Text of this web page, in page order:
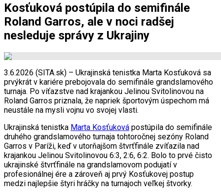
Kosťuková postúpila do semifinále
Roland Garros, ale v noci radšej
nesleduje správy z Ukrajiny
3.6.2026 (SITA.sk) – Ukrajinská tenistka Marta Kosťuková sa
prvýkrát v kariére prebojovala do semifinále grandslamového
turnaja. Po víťazstve nad krajankou Jelinou Svitolinovou na
Roland Garros priznala, že napriek športovým úspechom má
neustále na mysli vojnu vo svojej vlasti.
Ukrajinská tenistka Marta Kosťuková postúpila do semifinále
druhého grandslamového turnaja tohtoročnej sezóny Roland
Garros v Paríži, keď v utorňajšom štvrťfinále zvíťazila nad
krajankou Jelinou Svitolinovou 6:3, 2:6, 6:2. Bolo to prvé čisto
ukrajinské štvrťfinále na grandslamovom podujatí v
profesionálnej ére a zároveň aj prvý Kosťukovej postup
medzi najlepšie štyri hráčky na turnajoch veľkej štvorky.